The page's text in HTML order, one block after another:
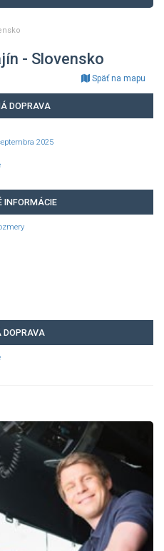
- Slovensko
Späť na mapu
DOPRAVA
2025
INFORMÁCIE
DOPRAVA